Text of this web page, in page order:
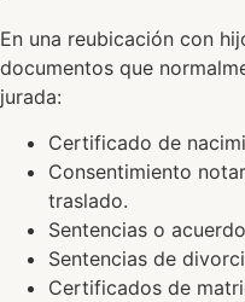
En una reubicación con
documentos que
jurada:
Certificado de
Consentimiento
traslado.
Sentencias o
Sentencias de
Certificados de